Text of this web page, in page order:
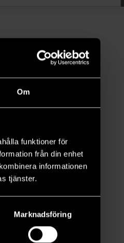
Om
funktioner för
från din enhet
informationen
tjänster.
Marknadsföring